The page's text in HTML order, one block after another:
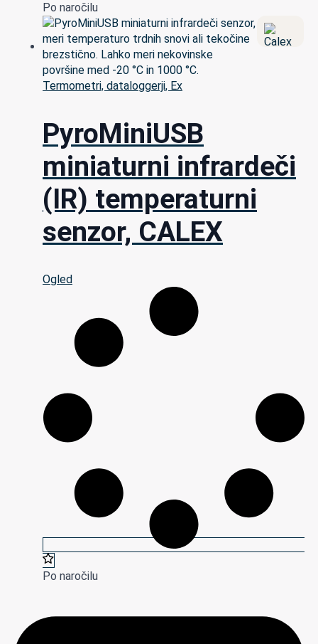
Po naročilu
Termometri, dataloggerji, Ex
PyroMiniUSB
miniaturni infrardeči
(IR) temperaturni
senzor, CALEX
Ogled
Po naročilu